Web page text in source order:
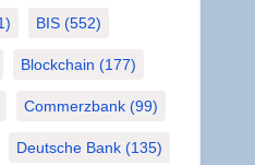
BIS(552)
Blockchain (177)
Commerzbank(99)
Deutsche Bank(135)